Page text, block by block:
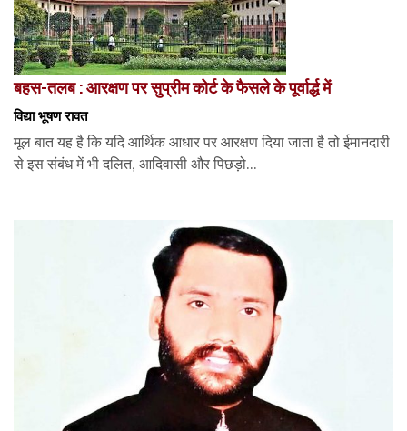
बहस-तलब : आरक्षण पर सुप्रीम कोर्ट के फैसले के पूर्वार्द्ध में
विद्या भूषण रावत
मूल बात यह है कि यदि आर्थिक आधार पर आरक्षण दिया जाता है तो ईमानदारी
से इस संबंध में भी दलित, आदिवासी और पिछड़ो...